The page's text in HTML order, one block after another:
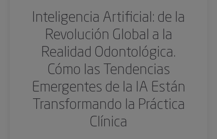
Inteligencia Artificial: de la
Revolución Global a la
Realidad Odontológica.
Cómo las Tendencias
Emergentes de la IA Están
Transformando la Práctica
Clínica